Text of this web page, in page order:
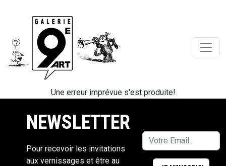
Une erreur imprévue s'est produite!
NEWSLETTER
Pour recevoir les invitations
aux vernissages et être au